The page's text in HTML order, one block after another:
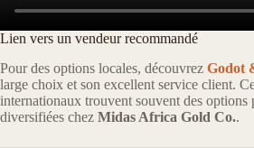
Lien vers un vendeur recommandé
Pour des options locales, découvrez Godot
large choix et son excellent service client.
internationaux trouvent souvent des options
diversifiées chez Midas Africa Gold Co..